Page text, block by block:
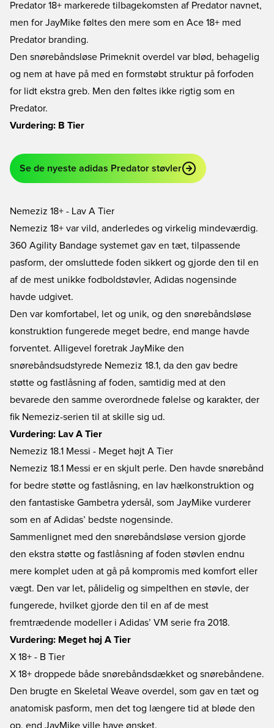
Predator 18+ markerede tilbagekomsten af Predator navnet,
men for JayMike føltes den mere som en Ace 18+ med
Predator branding.
Den snørebåndsløse Primeknit overdel var blød, behagelig
og nem at have på med en formstøbt struktur på forfoden
for lidt ekstra greb. Men den føltes ikke rigtig som en
Predator.
Vurdering: B Tier
Se de nyeste adidas Predator støvler
Nemeziz 18+ - Lav A Tier
Nemeziz 18+ var vild, anderledes og virkelig mindeværdig.
360 Agility Bandage systemet gav en tæt, tilpassende
pasform, der omsluttede foden sikkert og gjorde den til en
af de mest unikke fodboldstøvler, Adidas nogensinde
havde udgivet.
Den var komfortabel, let og unik, og den snørebåndsløse
konstruktion fungerede meget bedre, end mange havde
forventet. Alligevel foretrak JayMike den
snørebåndsudstyrede Nemeziz 18.1, da den gav bedre
støtte og fastlåsning af foden, samtidig med at den
bevarede den samme overordnede følelse og karakter, der
fik Nemeziz-serien til at skille sig ud.
Vurdering: Lav A Tier
Nemeziz 18.1 Messi - Meget højt A Tier
Nemeziz 18.1 Messi er en skjult perle. Den havde snørebånd
for bedre støtte og fastlåsning, en lav hælkonstruktion og
den fantastiske Gambetra ydersål, som JayMike vurderer
som en af Adidas’ bedste nogensinde.
Sammenlignet med den snørebåndsløse version gjorde
den ekstra støtte og fastlåsning af foden støvlen endnu
mere komplet uden at gå på kompromis med komfort eller
vægt. Den var let, pålidelig og simpelthen en støvle, der
fungerede, hvilket gjorde den til en af de mest
fremtrædende modeller i Adidas’ VM serie fra 2018.
Vurdering: Meget høj A Tier
X 18+ - B Tier
X 18+ droppede både snørebåndsdækket og snørebåndene.
Den brugte en Skeletal Weave overdel, som gav en tæt og
anatomisk pasform, men det tog længere tid at bløde den
op, end JayMike ville have ønsket.